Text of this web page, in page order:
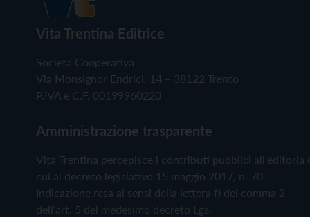
Vita Trentina Editrice
Società Cooperativa
Via Monsignor Endrici, 14 – 38122 Trento
P.IVA e C.F. 00199960220
Amministrazione trasparente
Vita Trentina percepisce i contributi pubblici all'editoria
cui al decreto legislativo 15 maggio 2017, n. 70.
Indicazione resa ai sensi della lettera f) del comma 2
dell'art. 5 del medesimo decreto Lgs.